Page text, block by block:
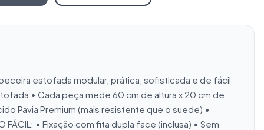
estofada modular, prática, sofisticada e de fácil
• Cada peça mede 60 cm de altura x 20 cm de
Pavia Premium (mais resistente que o suede) •
• Fixação com fita dupla face (inclusa) • Sem